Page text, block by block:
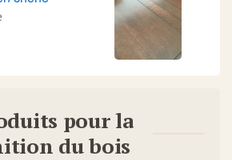
pour la
du bois